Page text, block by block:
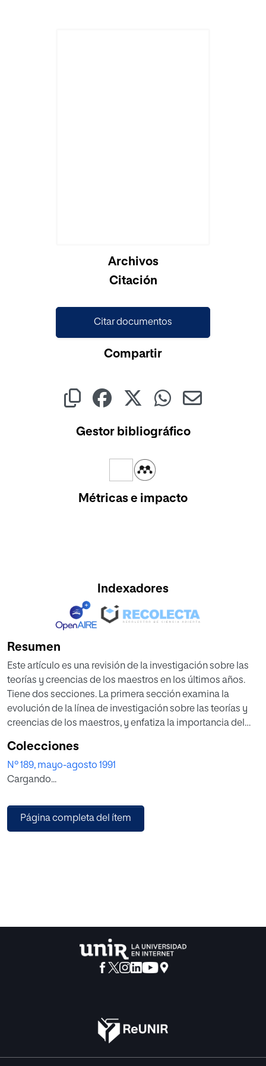
Cargando...Archivos
Citación
Citar documentos
Compartir
Gestor bibliográfico
Métricas e impacto
Indexadores
Resumen
Este artículo es una revisión de la investigación sobre las
teorías y creencias de los maestros en los últimos años.
Tiene dos secciones. La primera sección examina la
evolución de la línea de investigación sobre las teorías y
creencias de los maestros, y enfatiza la importancia del
investigación. La segunda sección presenta una revisión
de la literatura sobre los conceptos básicos sobre el
enfoque del «conocimiento profesional del profesor».
conocimiento personal del docente».
Colecciones
Nº 189, mayo-agosto 1991
Cargando...
Página completa del ítem